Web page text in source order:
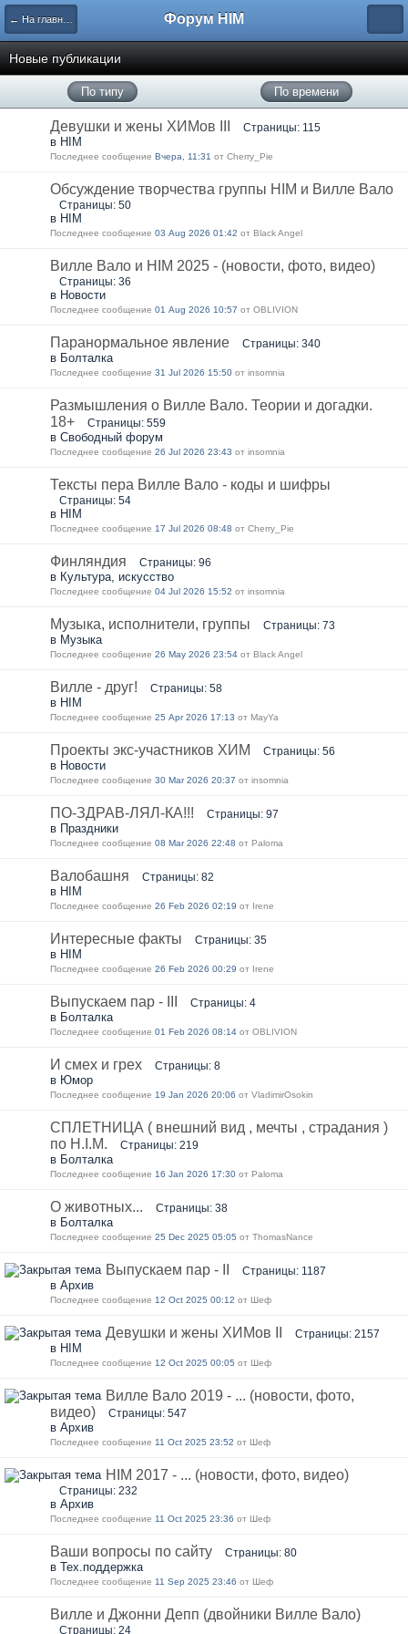
← На главную Форум HIM
Новые публикации
По типу По времени
Девушки и жены ХИМов III Страницы: 115
в HIM
Последнее сообщение Вчера, 11:31 от Cherry_Pie
Обсуждение творчества группы HIM и Вилле Вало
Страницы: 50
в HIM
Последнее сообщение 03 Aug 2026 01:42 от Black Angel
Вилле Вало и HIM 2025 - (новости, фото, видео)
Страницы: 36
в Новости
Последнее сообщение 01 Aug 2026 10:57 от OBLIVION
Паранормальное явление Страницы: 340
в Болталка
Последнее сообщение 31 Jul 2026 15:50 от insomnia
Размышления о Вилле Вало. Теории и догадки.
18+
Страницы: 559
в Свободный форум
Последнее сообщение 26 Jul 2026 23:43 от insomnia
Тексты пера Вилле Вало - коды и шифры
Страницы: 54
в HIM
Последнее сообщение 17 Jul 2026 08:48 от Cherry_Pie
Финляндия Страницы: 96
в Культура, искусство
Последнее сообщение 04 Jul 2026 15:52 от insomnia
Музыка, исполнители, группы Страницы: 73
в Музыка
Последнее сообщение 26 May 2026 23:54 от Black Angel
Вилле - друг! Страницы: 58
в HIM
Последнее сообщение 25 Apr 2026 17:13 от MayYa
Проекты экс-участников ХИМ Страницы: 56
в Новости
Последнее сообщение 30 Mar 2026 20:37 от insomnia
ПО-ЗДРАВ-ЛЯЛ-КА!!! Страницы: 97
в Праздники
Последнее сообщение 08 Mar 2026 22:48 от Paloma
Валобашня Страницы: 82
в HIM
Последнее сообщение 26 Feb 2026 02:19 от Irene
Интересные факты Страницы: 35
в HIM
Последнее сообщение 26 Feb 2026 00:29 от Irene
Выпускаем пар - III Страницы: 4
в Болталка
Последнее сообщение 01 Feb 2026 08:14 от OBLIVION
И смех и грех Страницы: 8
в Юмор
Последнее сообщение 19 Jan 2026 20:06 от VladimirOsokin
СПЛЕТНИЦА ( внешний вид , мечты , страдания )
по H.I.M.
Страницы: 219
в Болталка
Последнее сообщение 16 Jan 2026 17:30 от Paloma
О животных... Страницы: 38
в Болталка
Последнее сообщение 25 Dec 2025 05:05 от ThomasNance
Выпускаем пар - II Страницы: 1187
в Архив
Последнее сообщение 12 Oct 2025 00:12 от Шеф
Девушки и жены ХИМов II Страницы: 2157
в HIM
Последнее сообщение 12 Oct 2025 00:05 от Шеф
Вилле Вало 2019 - ... (новости, фото,
видео)
Страницы: 547
в Архив
Последнее сообщение 11 Oct 2025 23:52 от Шеф
HIM 2017 - ... (новости, фото, видео)
Страницы: 232
в Архив
Последнее сообщение 11 Oct 2025 23:36 от Шеф
Ваши вопросы по сайту Страницы: 80
в Тех.поддержка
Последнее сообщение 11 Sep 2025 23:46 от Шеф
Вилле и Джонни Депп (двойники Вилле Вало)
Страницы: 24